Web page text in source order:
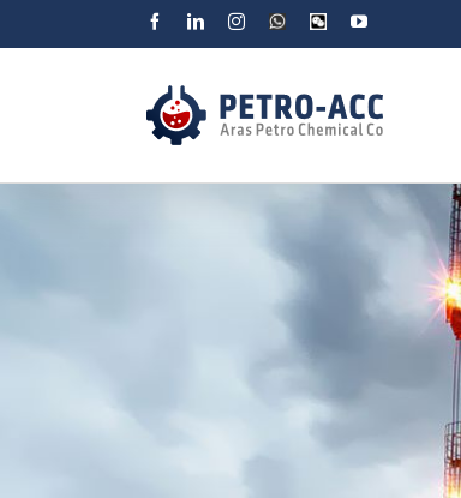
FacebookLinkedinInstagram
WhatsAppWechat YouTube